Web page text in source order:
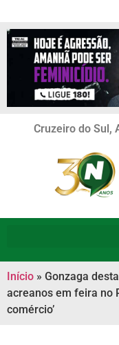
Cruzeiro do Sul,
Início » Gonzaga
acreanos em feira no
comércio’